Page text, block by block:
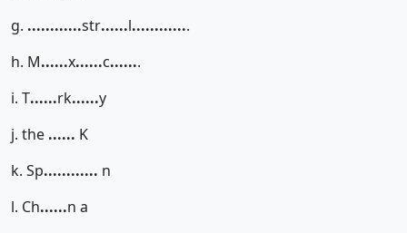
g. ............str......l.............
h. M......x......c.......
i. T......rk......y
j. the ...... K
k. Sp............ n
l. Ch......n a